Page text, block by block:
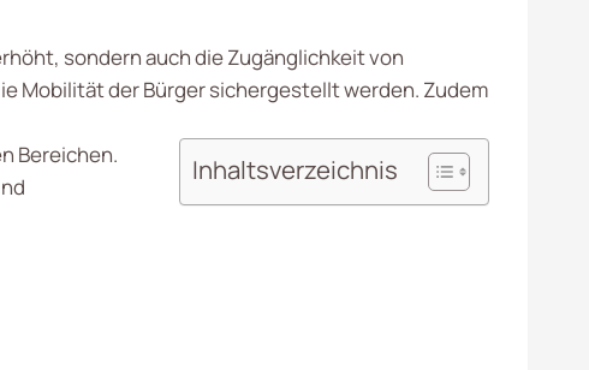
sondern auch die Zugänglichkeit von
Mobilität der Bürger sichergestellt werden. Zudem
Inhaltsverzeichnis
Bereichen.